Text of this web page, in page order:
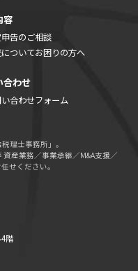
容
申告のご相談
についてお困りの方へ
合わせ
い合わせフォーム
理士事務所」。
産業務／事業承継／M&A支援／
せください。
階